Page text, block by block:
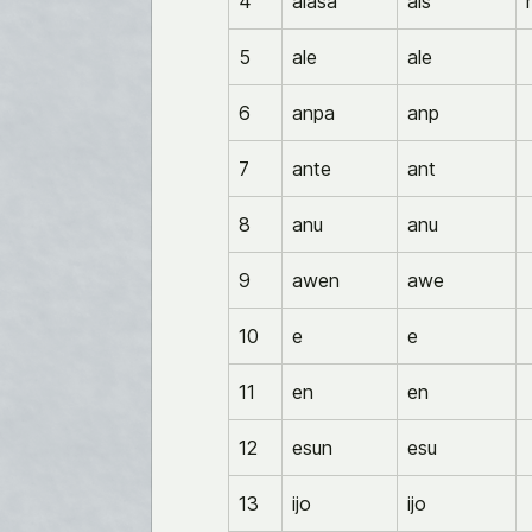
5 ale ale
6 anpa anp
7 ante ant
8 anu anu
9 awen awe
10 e e
11 en en
12 esun esu
13 ijo ijo